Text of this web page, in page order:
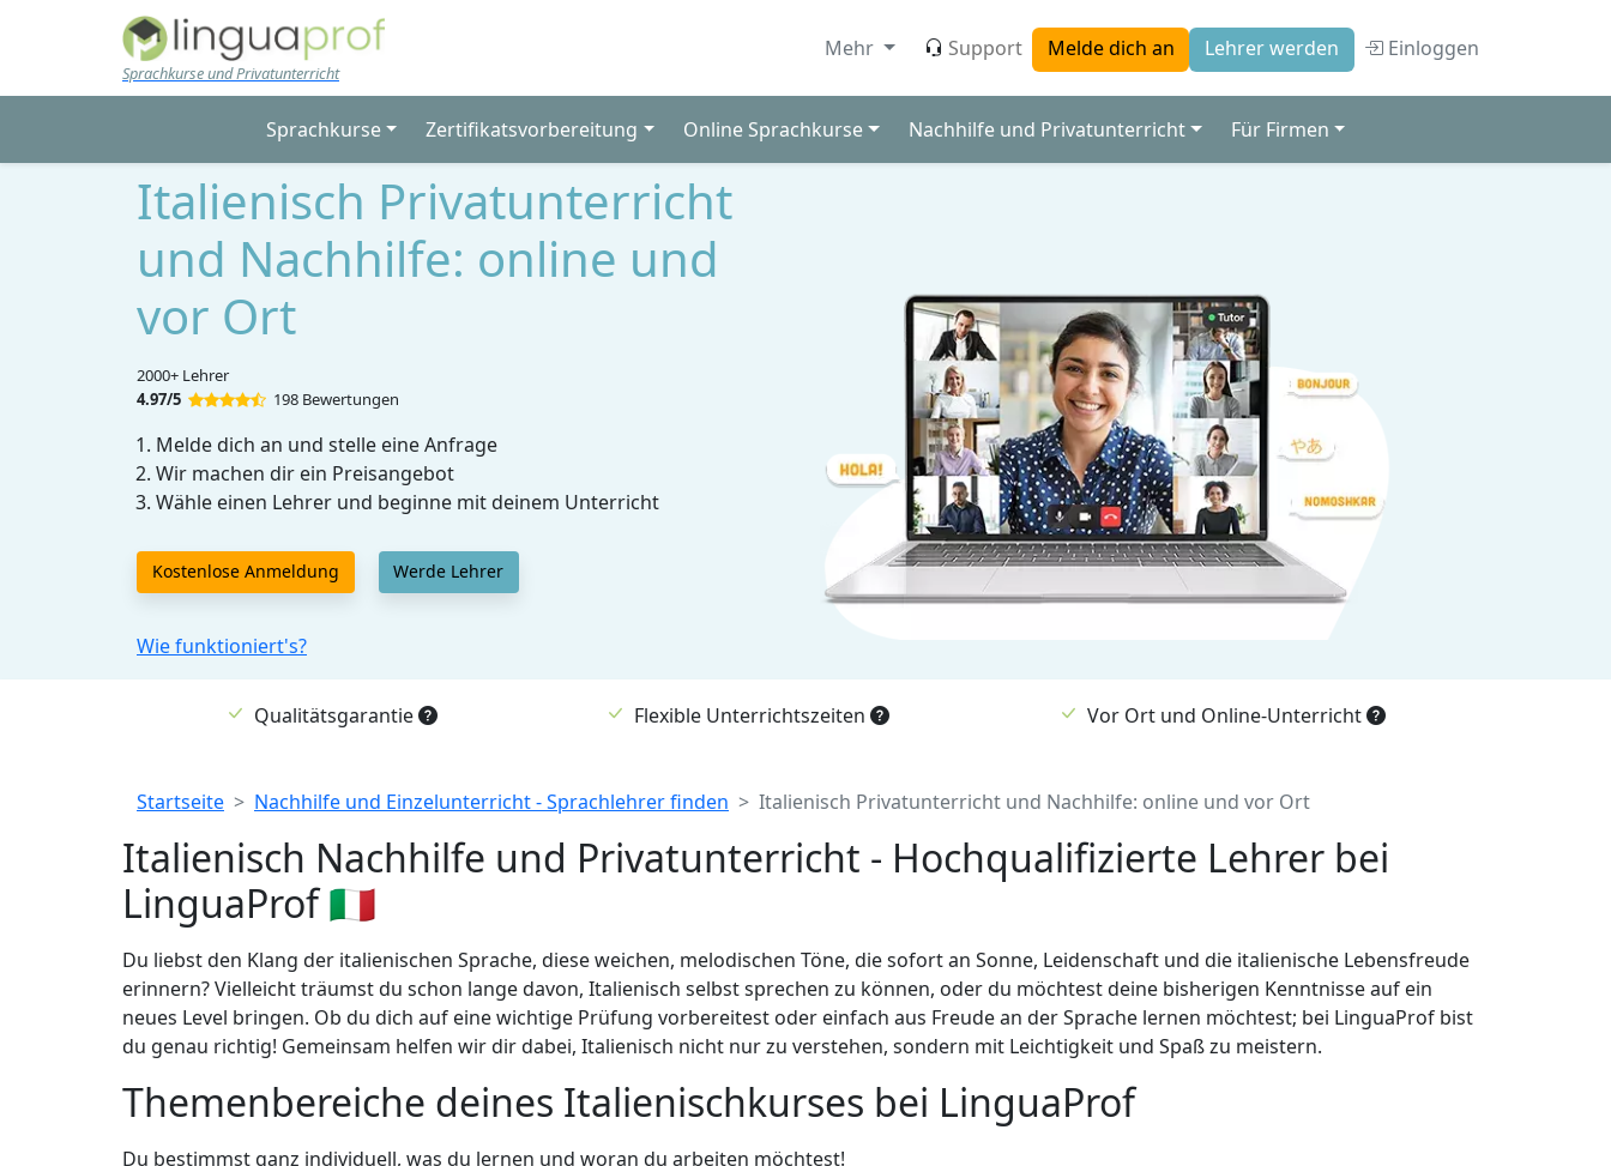
Skip to main content
Sprachkurse und Privatunterricht
Mehr Support Melde dich an Lehrer werden Einloggen
Sprachkurse Zertifikatsvorbereitung Online Sprachkurse Nachhilfe und Privatunterricht Für Firmen
Italienisch Privatunterricht
und Nachhilfe: online und
vor Ort
2000+ Lehrer
4.97/5
198 Bewertungen
Melde dich an und stelle eine Anfrage
Wir machen dir ein Preisangebot
Wähle einen Lehrer und beginne mit deinem Unterricht
Kostenlose Anmeldung Werde Lehrer
Wie funktioniert's?
Qualitätsgarantie Flexible Unterrichtszeiten Vor Ort und Online-Unterricht
Breadcrumb
Startseite Nachhilfe und Einzelunterricht - Sprachlehrer finden Italienisch Privatunterricht und Nachhilfe: online und vor Ort
Italienisch Nachhilfe und Privatunterricht - Hochqualifizierte Lehrer bei
LinguaProf 🇮🇹
Du liebst den Klang der italienischen Sprache, diese weichen, melodischen Töne, die sofort an Sonne, Leidenschaft und die italienische Lebensfreude
erinnern? Vielleicht träumst du schon lange davon, Italienisch selbst sprechen zu können, oder du möchtest deine bisherigen Kenntnisse auf ein
neues Level bringen. Ob du dich auf eine wichtige Prüfung vorbereitest oder einfach aus Freude an der Sprache lernen möchtest; bei LinguaProf bist
du genau richtig! Gemeinsam helfen wir dir dabei, Italienisch nicht nur zu verstehen, sondern mit Leichtigkeit und Spaß zu meistern.
Themenbereiche deines Italienischkurses bei LinguaProf
Du bestimmst ganz individuell, was du lernen und woran du arbeiten möchtest!